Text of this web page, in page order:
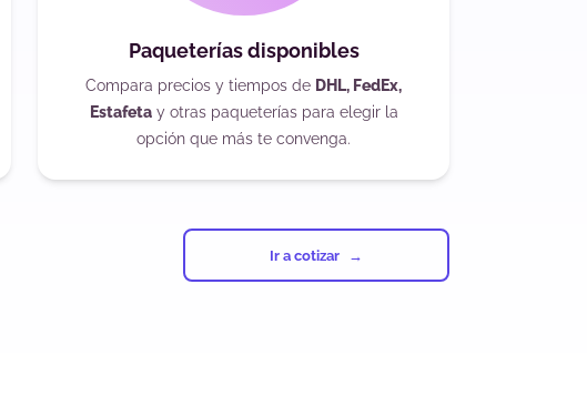
Paqueterías disponibles
Compara precios y tiempos de DHL, FedEx,
Estafetay otras paqueterías para elegir la
opción que más te convenga.
Ir a cotizar